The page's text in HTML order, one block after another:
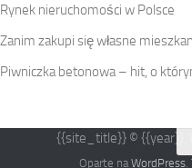
Rynek nieruchomości w Polsce
Zanim zakupi się własne
Piwniczka betonowa – hit, o
{{site_title}} © {{year}}.
Oparte naWordPress.